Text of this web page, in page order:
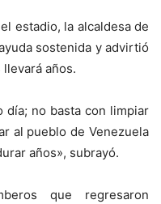
estadio, la alcaldesa de
sostenida y advirtió
años.
día; no basta con limpiar
al pueblo de Venezuela
años», subrayó.
que regresaron